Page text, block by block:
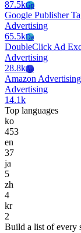
87.5kGp
Google Publisher
Advertising
65.5kDa
DoubleClick Ad
Advertising
28.8kAa
Amazon Advertising
Advertising
14.1k
Top languages
ko
453
en
37
ja
5
zh
4
kr
2
Build a list of every